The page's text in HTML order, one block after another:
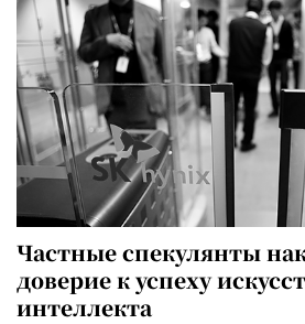
Частные спекулянты
доверие к успеху
интеллекта